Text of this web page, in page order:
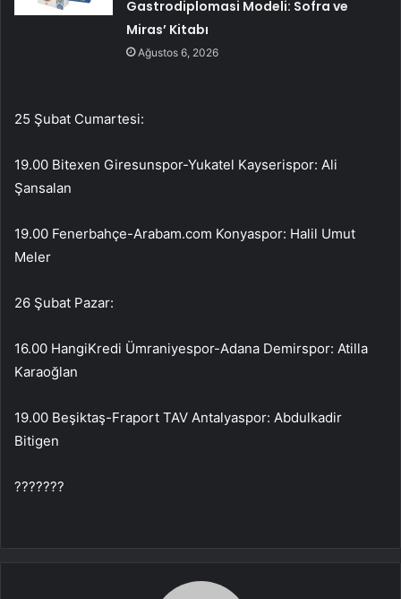
Gastrodiplomasi Modeli: Sofra ve
Miras’ Kitabı
Ağustos 6, 2026
25 Şubat Cumartesi:
19.00 Bitexen Giresunspor-Yukatel Kayserispor: Ali
Şansalan
19.00 Fenerbahçe-Arabam.com Konyaspor: Halil Umut
Meler
26 Şubat Pazar:
16.00 HangiKredi Ümraniyespor-Adana Demirspor: Atilla
Karaoğlan
19.00 Beşiktaş-Fraport TAV Antalyaspor: Abdulkadir
Bitigen
???????